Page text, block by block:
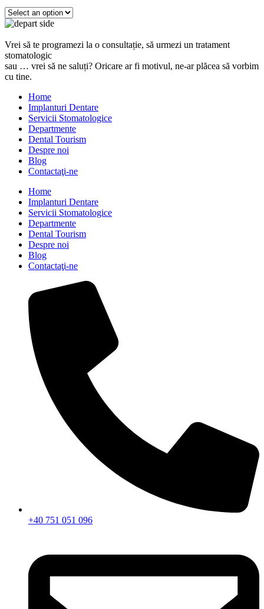
Vrei să te programezi la o consultație, să urmezi un tratament
stomatologic
sau … vrei să ne saluți? Oricare ar fi motivul, ne-ar plăcea să vorbim
cu tine.
Home
Implanturi Dentare
Servicii Stomatologice
Departmente
Dental Tourism
Despre noi
Blog
Contactaţi-ne
Home
Implanturi Dentare
Servicii Stomatologice
Departmente
Dental Tourism
Despre noi
Blog
Contactaţi-ne
+40 751 051 096